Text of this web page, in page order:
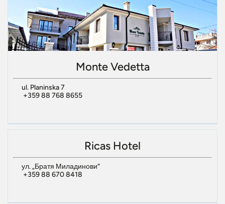
Monte Vedetta
ul. Planinska 7
+359 88 768 8655
Ricas Hotel
ул. „Братя Миладинови“
+359 88 670 8418